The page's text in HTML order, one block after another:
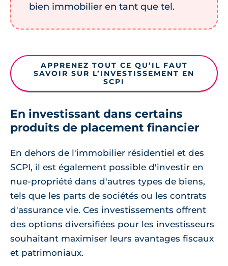
bien immobilier en tant que tel.
APPRENEZ TOUT CE QU’IL FAUT
SAVOIR SUR L’INVESTISSEMENT EN
SCPI
En investissant dans certains
produits de placement financier
En dehors de l'immobilier résidentiel et des
SCPI, il est également possible d'investir en
nue-propriété dans d'autres types de biens,
tels que les parts de sociétés ou les contrats
d'assurance vie. Ces investissements offrent
des options diversifiées pour les investisseurs
souhaitant maximiser leurs avantages fiscaux
et patrimoniaux.